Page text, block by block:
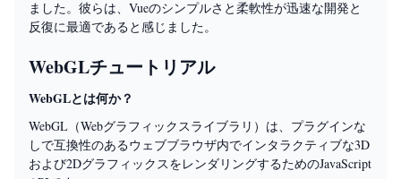
ました。彼らは、Vueのシンプルさと柔軟性が迅速な開発と
反復に最適であると感じました。
WebGLチュートリアル
WebGLとは何か？
WebGL（Webグラフィックスライブラリ）は、プラグインな
しで互換性のあるウェブブラウザ内でインタラクティブな3D
および2DグラフィックスをレンダリングするためのJavaScript